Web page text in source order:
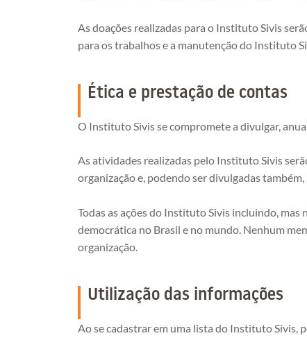
As doações realizadas para o Instituto Sivis
para os trabalhos e a manutenção do Instituto
Ética e prestação de contas
O Instituto Sivis se compromete a divulgar,
As atividades realizadas pelo Instituto Sivis
organização e, podendo ser divulgadas
Todas as ações do Instituto Sivis incluindo,
democrática no Brasil e no mundo. Nenhum
organização.
Utilização das informações
Ao se cadastrar em uma lista do Instituto Sivis,